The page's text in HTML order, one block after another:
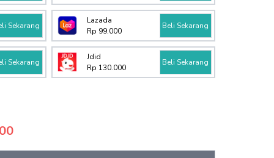
Sekarang
Lazada
Rp 99.000
Beli Sekarang
Sekarang
Jdid
Rp 130.000
Beli Sekarang